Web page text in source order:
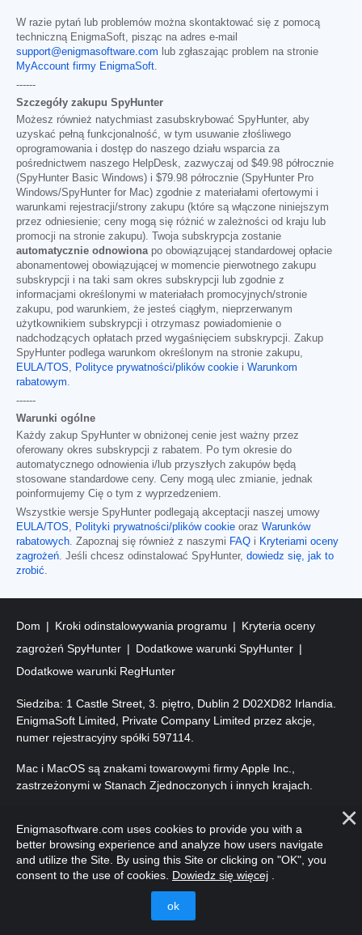
W razie pytań lub problemów można skontaktować się z pomocą
techniczną EnigmaSoft, pisząc na adres e-mail
support@enigmasoftware.com lub zgłaszając problem na stronie
MyAccount firmy EnigmaSoft
------
Szczegóły zakupu SpyHunter
Możesz również natychmiast zasubskrybować SpyHunter, aby
uzyskać pełną funkcjonalność, w tym usuwanie złośliwego
oprogramowania i dostęp do naszego działu wsparcia za
pośrednictwem naszego HelpDesk, zazwyczaj od $49.98 półrocznie
(SpyHunter Basic Windows) i $79.98 półrocznie (SpyHunter Pro
Windows/SpyHunter for Mac) zgodnie z materiałami ofertowymi i
warunkami rejestracji/strony zakupu (które są włączone niniejszym
przez odniesienie; ceny mogą się różnić w zależności od kraju lub
promocji na stronie zakupu). Twoja subskrypcja zostanie
automatycznie odnowiona po obowiązującej standardowej opłacie
abonamentowej obowiązującej w momencie pierwotnego zakupu
subskrypcji i na taki sam okres subskrypcji lub zgodnie z
informacjami określonymi w materiałach promocyjnych/stronie
zakupu, pod warunkiem, że jesteś ciągłym, nieprzerwanym
użytkownikiem subskrypcji i otrzymasz powiadomienie o
nadchodzących opłatach przed wygaśnięciem subskrypcji. Zakup
SpyHunter podlega warunkom określonym na stronie zakupu,
EULA/TOS
Polityce prywatności/plików cookie i Warunkom
rabatowym
------
Warunki ogólne
Każdy zakup SpyHunter w obniżonej cenie jest ważny przez
oferowany okres subskrypcji z rabatem. Po tym okresie do
automatycznego odnowienia i/lub przyszłych zakupów będą
stosowane standardowe ceny. Ceny mogą ulec zmianie, jednak
poinformujemy Cię o tym z wyprzedzeniem.
Wszystkie wersje SpyHunter podlegają akceptacji naszej umowy
EULA/TOS
Polityki prywatności/plików cookie oraz Warunków
rabatowych . Zapoznaj się również z naszymi FAQ i Kryteriami oceny
zagrożeń . Jeśli chcesz odinstalować SpyHunter, dowiedz się, jak to
zrobić
Dom Kroki odinstalowywania programu
Kryteria oceny
zagrożeń SpyHunter
Dodatkowe warunki SpyHunter
Dodatkowe warunki RegHunter
Siedziba: 1 Castle Street, 3. piętro, Dublin 2 D02XD82 Irlandia.
EnigmaSoft Limited, Private Company Limited przez akcje,
numer rejestracyjny spółki 597114.
Mac i MacOS są znakami towarowymi firmy Apple Inc.,
zastrzeżonymi w Stanach Zjednoczonych i innych krajach.
zastrzeżone.
Enigmasoftware.com uses cookies to provide you with a
better browsing experience and analyze how users navigate
and utilize the Site. By using this Site or clicking on "OK", you
consent to the use of cookies. Dowiedz się więcej